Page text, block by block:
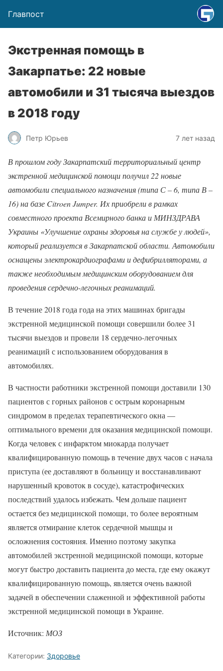
Главпост
Экстренная помощь в
Закарпатье: 22 новые
автомобили и 31 тысяча выездов
в 2018 году
Петр Юрьев 7 лет назад
В прошлом году Закарпатский территориальный центр
экстренной медицинской помощи получил 22 новые
автомобили специального назначения (типа С – 6, типа В –
16) на базе Citroen Jumper. Их приобрели в рамках
совместного проекта Всемирного банка и МИНЗДРАВА
Украины «Улучшение охраны здоровья на службе у людей»,
который реализуется в Закарпатской области. Автомобили
оснащены электрокардиографами и дефибрилляторами, а
также необходимым медицинским оборудованием для
проведения сердечно-легочных реанимаций.
В течение 2018 года года на этих машинах бригады
экстренной медицинской помощи совершили более 31
тысячи выездов и провели 18 сердечно-легочных
реанимаций с использованием оборудования в
автомобилях.
В частности работники экстренной помощи доставили 130
пациентов с горных районов с острым коронарным
синдромом в пределах терапевтического окна —
оптимального времени для оказания медицинской помощи.
Когда человек с инфарктом миокарда получает
квалифицированную помощь в течение двух часов с начала
приступа (ее доставляют в больницу и восстанавливают
нарушенный кровоток в сосуде), катастрофических
последствий удалось избежать. Чем дольше пациент
остается без медицинской помощи, то более вероятным
является отмирание клеток сердечной мышцы и
осложнения состояния. Именно поэтому закупка
автомобилей экстренной медицинской помощи, которые
могут быстро доставить пациента до места, где ему окажут
квалифицированную помощь, является очень важной
задачей в обеспечении слаженной и эффективной работы
экстренной медицинской помощи в Украине.
Источник: МОЗ
Категории: Здоровье